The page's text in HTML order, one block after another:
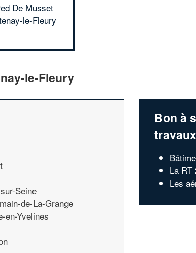
De Musset
le-Fleury
le-Fleury
Seine
de-La-Grange
en-Yvelines
Bon à
travaux
La RT
Les